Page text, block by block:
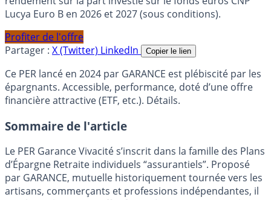
Lucya Euro B en 2026 et 2027 (sous conditions).
Profiter de l'offre
Partager : X (Twitter) LinkedIn Copier le lien
Ce PER lancé en 2024 par GARANCE est plébiscité par les
épargnants. Accessible, performance, doté d’une offre
financière attractive (ETF, etc.). Détails.
Sommaire de l'article
Le PER Garance Vivacité s’inscrit dans la famille des Plans
d’Épargne Retraite individuels “assurantiels”. Proposé
par GARANCE, mutuelle historiquement tournée vers les
artisans, commerçants et professions indépendantes, il